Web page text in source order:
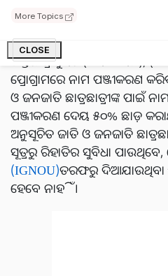
More Topics
CLOSE
https://
ଅଣ୍ଡର ଗ୍ରାଜୁଏଟ (ବିଏସସିଏମ),
ପ୍ରୋଗ୍ରାମରେ ନାମ ପଞ୍ଜୀକରଣ
ଓ ଜନଜାତି ଛାତ୍ରଛାତ୍ରୀଙ୍କ ପାଇଁ
ପଞ୍ଜୀକରଣ ଦେୟ ୫୦% ଛାଡ଼
ଅନୁସୂଚିତ ଜାତି ଓ ଜନଜାତି
ସୂତ୍ରରୁ ରିହାତିର ସୁବିଧା ପାଉଥିବେ,
(IGNOU)ତରଫରୁ ଦିଆଯାଉଥିବା
ହେବେ ନାହିଁ।